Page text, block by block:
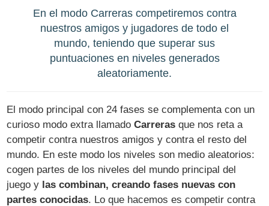
En el modo Carreras competiremos contra
nuestros amigos y jugadores de todo el
mundo, teniendo que superar sus
puntuaciones en niveles generados
aleatoriamente.
El modo principal con 24 fases se complementa con un
curioso modo extra llamadoCarreras que nos reta a
competir contra nuestros amigos y contra el resto del
mundo. En este modo los niveles son medio aleatorios:
cogen partes de los niveles del mundo principal del
juego y las combinan, creando fases nuevas con
partes conocidas. Lo que hacemos es competir contra